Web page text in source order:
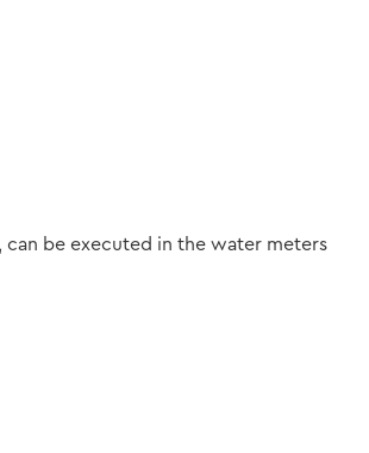
be executed in the water meters